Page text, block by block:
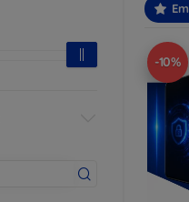
-10%